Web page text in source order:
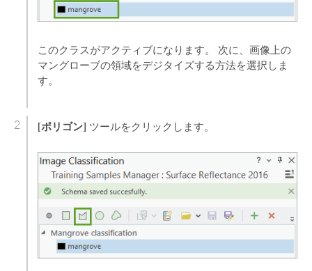
このクラスがアクティブになります。 次に、画像上の
マングローブの領域をデジタイズする方法を選択しま
す。
[ポリゴン] ツールをクリックします。